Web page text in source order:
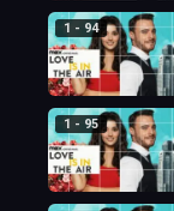
1 - 94
1 - 95